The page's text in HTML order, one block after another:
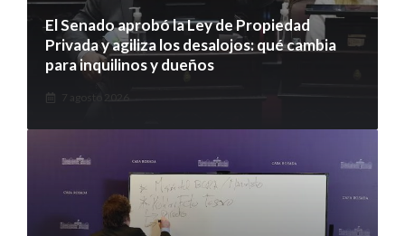
El Senado aprobó la Ley de Propiedad
Privada y agiliza los desalojos: qué cambia
para inquilinos y dueños
7 agosto 2026